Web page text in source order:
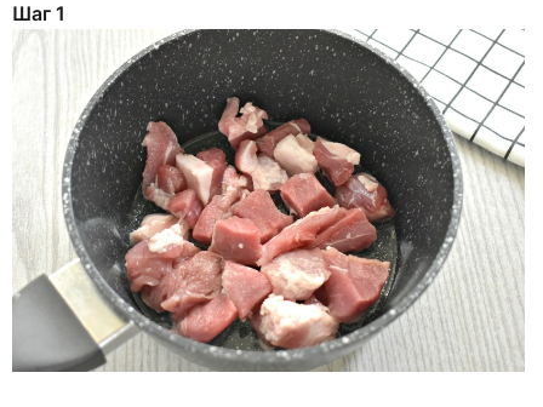
Шаг 1